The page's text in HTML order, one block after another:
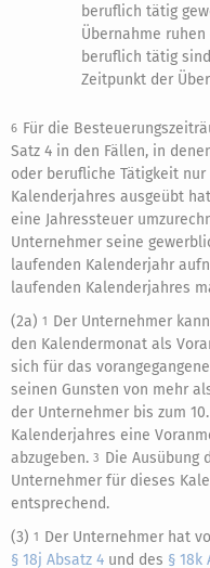
beruflich tätig
Übernahme
beruflich tätig
Zeitpunkt der
6 Für die
Satz 4 in den Fällen, in
oder berufliche Tätigkeit
Kalenderjahres ausgeübt
eine Jahressteuer
Unternehmer seine
laufenden Kalenderjahr
laufenden Kalenderjahres
(2a) 1
Der Unternehmer
den Kalendermonat als
sich für das
seinen Gunsten von mehr
der Unternehmer bis zum
Kalenderjahres eine
abzugeben. 3 Die Ausübung
Unternehmer für dieses
entsprechend.
(3) 1 Der Unternehmer hat
§ 18j Absatz 4 und des § 18k